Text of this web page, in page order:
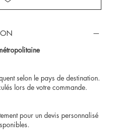
selon le pays de destination.
lors de votre commande.
pour un devis personnalisé